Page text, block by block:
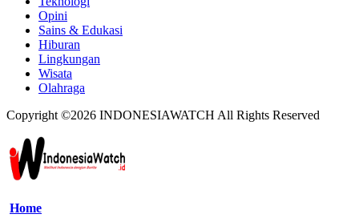
Opini
Sains & Edukasi
Hiburan
Lingkungan
Wisata
Olahraga
Copyright ©2026 INDONESIAWATCH All Rights Reserved
Home